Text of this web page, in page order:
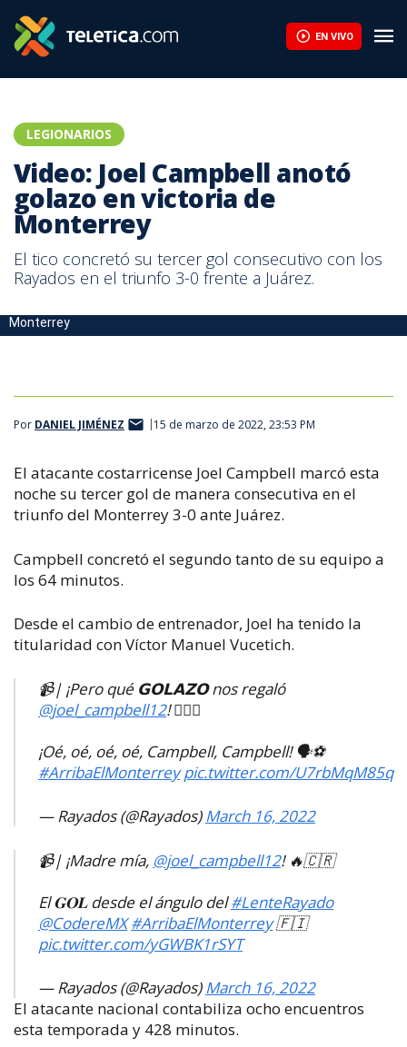
EN VIVO
LEGIONARIOS
Video: Joel Campbell anotó
golazo en victoria de
Monterrey
El tico concretó su tercer gol consecutivo con los
Rayados en el triunfo 3-0 frente a Juárez.
Monterrey
Por DANIEL JIMÉNEZ 15 de marzo de 2022, 23:53 PM
El atacante costarricense Joel Campbell marcó esta
noche su tercer gol de manera consecutiva en el
triunfo del Monterrey 3-0 ante Juárez.
Campbell concretó el segundo tanto de su equipo a
los 64 minutos.
Desde el cambio de entrenador, Joel ha tenido la
titularidad con Víctor Manuel Vucetich.
📹| ¡Pero qué 𝗚𝗢𝗟𝗔𝗭𝗢 nos regaló
@joel_campbell12! 😮‍💨🔥
¡Oé, oé, oé, oé, Campbell, Campbell! 🗣️⚽
#ArribaElMonterrey pic.twitter.com/U7rbMqM85q
— Rayados (@Rayados)March 16, 2022
📹| ¡Madre mía, @joel_campbell12! 🔥🇨🇷
El 𝐆𝐎𝐋 desde el ángulo del#LenteRayado
@CodereMX #ArribaElMonterrey🇫🇮
pic.twitter.com/yGWBK1rSYT
— Rayados (@Rayados)March 16, 2022
El atacante nacional contabiliza ocho encuentros
esta temporada y 428 minutos.